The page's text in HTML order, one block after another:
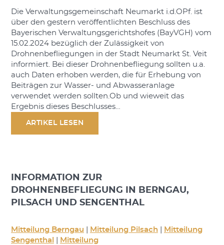
Die Verwaltungsgemeinschaft Neumarkt i.d.OPf. ist
über den gestern veröffentlichten Beschluss des
Bayerischen Verwaltungsgerichtshofes (BayVGH) vom
15.02.2024 bezüglich der Zulässigkeit von
Drohnenbefliegungen in der Stadt Neumarkt St. Veit
informiert. Bei dieser Drohnenbefliegung sollten u.a.
auch Daten erhoben werden, die für Erhebung von
Beiträgen zur Wasser- und Abwasseranlage
verwendet werden sollten.Ob und wieweit das
Ergebnis dieses Beschlusses…
ARTIKEL LESEN
INFORMATION ZUR
DROHNENBEFLIEGUNG IN BERNGAU,
PILSACH UND SENGENTHAL
Mitteilung Berngau Mitteilung Pilsach
Mitteilung
Sengenthal
Mitteilung